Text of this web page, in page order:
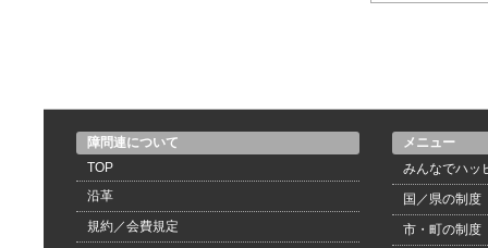
障問連について
TOP
沿革
規約／会費規定
メニュー
みんなでハッ
国／県の制度
市・町の制度